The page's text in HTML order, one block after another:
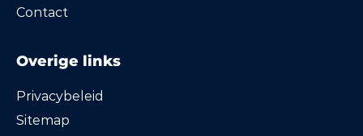
Contact
Overige links
Privacybeleid
Sitemap